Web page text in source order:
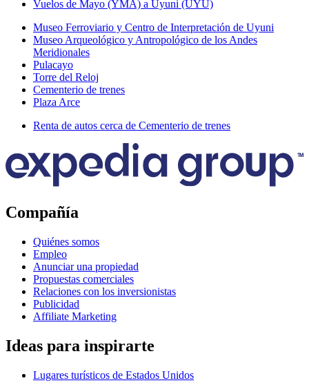
Vuelos de Mayo (YMA) a Uyuni (UYU)
Museo Ferroviario y Centro de Interpretación de Uyuni
Museo Arqueológico y Antropológico de los Andes
Meridionales
Pulacayo
Torre del Reloj
Cementerio de trenes
Plaza Arce
Renta de autos cerca de Cementerio de trenes
Compañía
Quiénes somos
Empleo
Anunciar una propiedad
Propuestas comerciales
Relaciones con los inversionistas
Publicidad
Affiliate Marketing
Ideas para inspirarte
Lugares turísticos de Estados Unidos